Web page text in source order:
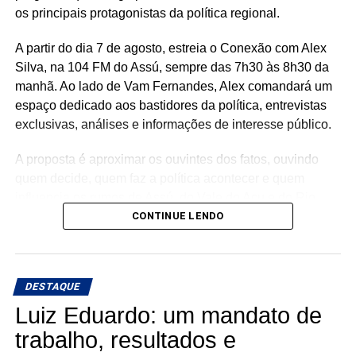
consolidando uma atuação parlamentar marcada pela
continuam gerando benefícios para a população.
os principais protagonistas da política regional.
A partir do dia 7 de agosto, estreia o Conexão com Alex
Silva, na 104 FM do Assú, sempre das 7h30 às 8h30 da
manhã. Ao lado de Vam Fernandes, Alex comandará um
espaço dedicado aos bastidores da política, entrevistas
exclusivas, análises e informações de interesse público.
A proposta é aproximar os ouvintes dos fatos, ouvindo
🎙️ O rádio ganha um novo espaço para o debate, a
Conexão com Alex Silva: onde a notícia ganha voz e os
bastidores viram informação.
CONTINUE LENDO
DESTAQUE
Luiz Eduardo: um mandato de
trabalho, resultados e